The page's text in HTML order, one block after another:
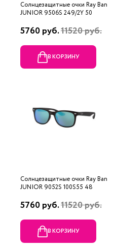
Солнцезащитные очки Ray Ban
JUNIOR 9506S 249/2Y 50
5760 руб.11520 руб.
В КОРЗИНУ
Солнцезащитные очки Ray Ban
JUNIOR 9052S 100S55 48
5760 руб.11520 руб.
В КОРЗИНУ